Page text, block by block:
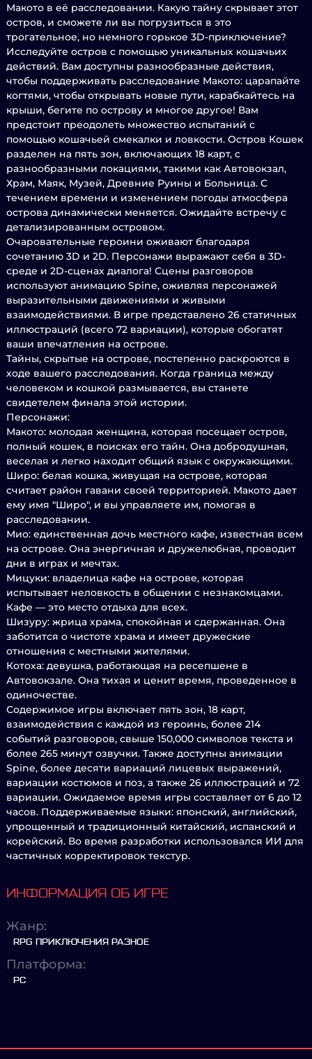
Макото в её расследовании. Какую тайну скрывает этот
остров, и сможете ли вы погрузиться в это
трогательное, но немного горькое 3D-приключение?
Исследуйте остров с помощью уникальных кошачьих
действий. Вам доступны разнообразные действия,
чтобы поддерживать расследование Макото: царапайте
когтями, чтобы открывать новые пути, карабкайтесь на
крыши, бегите по острову и многое другое! Вам
предстоит преодолеть множество испытаний с
помощью кошачьей смекалки и ловкости. Остров Кошек
разделен на пять зон, включающих 18 карт, с
разнообразными локациями, такими как Автовокзал,
Храм, Маяк, Музей, Древние Руины и Больница. С
течением времени и изменением погоды атмосфера
острова динамически меняется. Ожидайте встречу с
детализированным островом.
Очаровательные героини оживают благодаря
сочетанию 3D и 2D. Персонажи выражают себя в 3D-
среде и 2D-сценах диалога! Сцены разговоров
используют анимацию Spine, оживляя персонажей
выразительными движениями и живыми
взаимодействиями. В игре представлено 26 статичных
иллюстраций (всего 72 вариации), которые обогатят
ваши впечатления на острове.
Тайны, скрытые на острове, постепенно раскроются в
ходе вашего расследования. Когда граница между
человеком и кошкой размывается, вы станете
свидетелем финала этой истории.
Персонажи:
Макото: молодая женщина, которая посещает остров,
полный кошек, в поисках его тайн. Она добродушная,
веселая и легко находит общий язык с окружающими.
Широ: белая кошка, живущая на острове, которая
считает район гавани своей территорией. Макото дает
ему имя "Широ", и вы управляете им, помогая в
расследовании.
Мио: единственная дочь местного кафе, известная всем
на острове. Она энергичная и дружелюбная, проводит
дни в играх и мечтах.
Мицуки: владелица кафе на острове, которая
испытывает неловкость в общении с незнакомцами.
Кафе — это место отдыха для всех.
Шизуру: жрица храма, спокойная и сдержанная. Она
заботится о чистоте храма и имеет дружеские
отношения с местными жителями.
Котоха: девушка, работающая на ресепшене в
Автовокзале. Она тихая и ценит время, проведенное в
одиночестве.
Содержимое игры включает пять зон, 18 карт,
взаимодействия с каждой из героинь, более 214
событий разговоров, свыше 150,000 символов текста и
более 265 минут озвучки. Также доступны анимации
Spine, более десяти вариаций лицевых выражений,
вариации костюмов и поз, а также 26 иллюстраций и 72
вариации. Ожидаемое время игры составляет от 6 до 12
часов. Поддерживаемые языки: японский, английский,
упрощенный и традиционный китайский, испанский и
корейский. Во время разработки использовался ИИ для
частичных корректировок текстур.
ИНФОРМАЦИЯ ОБ ИГРЕ
Жанр:
RPG ПРИКЛЮЧЕНИЯ РАЗНОЕ
Платформа:
PC